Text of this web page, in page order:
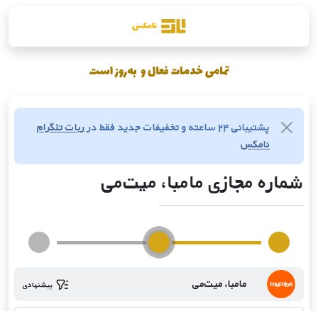
پشتیبانی ۲۴ ساعته و تخفیفات جدید فقط در
ربات تلگرام
نامکس
شماره مجازی مامبا، میت‌می
مامبا، میت‌می پیشنهادی